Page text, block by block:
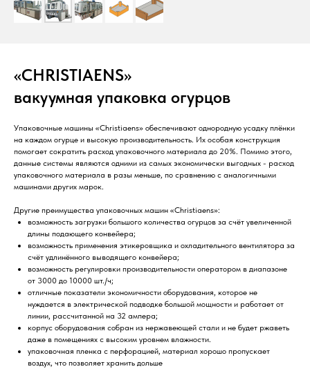
«CHRISTIAENS»
вакуумная упаковка огурцов
Упаковочные машины «Сhristiaens» обеспечивают однородную усадку плёнки
на каждом огурце и высокую производительность. Их особая конструкция
помогает сократить расход упаковочного материала до 20%. Помимо этого,
данные системы являются одними из самых экономически выгодных - расход
упаковочного материала в разы меньше, по сравнению с аналогичными
машинами других марок.
Другие преимущества упаковочных машин «Сhristiaens»:
возможность загрузки большого количества огурцов за счёт увеличенной
длины подающего конвейера;
возможность применения этикеровщика и охладительного вентилятора за
счёт удлинённого выводящего конвейера;
возможность регулировки производительности оператором в диапазоне
от 3000 до 10000 шт./ч;
отличные показатели экономичности оборудования, которое не
нуждается в электрической подводке большой мощности и работает от
линии, рассчитанной на 32 ампера;
корпус оборудования собран из нержавеющей стали и не будет ржаветь
даже в помещениях с высоким уровнем влажности.
упаковочная пленка с перфорацией, материал хорошо пропускает
воздух, что позволяет хранить дольше